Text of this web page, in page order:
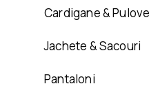
Cardigane &
Jachete & Sacouri
Pantaloni